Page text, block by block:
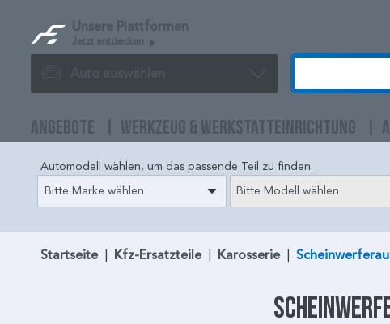
Unsere Plattformen
Jetzt entdecken
Auto auswählen
ANGEBOTE WERKZEUG & WERKSTATTEINRICHTUNG
Automodell wählen, um das passende Teil zu finden.
Bitte Marke wählen
Bitte Modell wählen
Startseite Kfz-Ersatzteile Karosserie